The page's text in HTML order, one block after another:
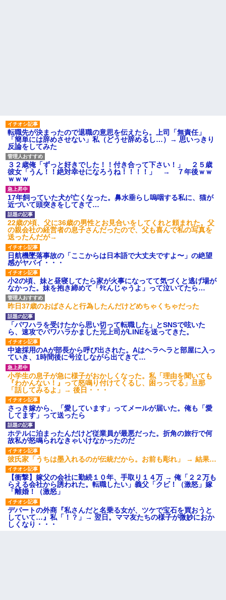
転職先が決まったので退職の意思を伝えたら。上司「無責任」
「簡単には辞めさせない」私（どうせ辞めるし…）→ 思いっきり
反論をしてみた
３２歳俺「ずっと好きでした！！付き合って下さい！」 ２５歳
彼女「うん！！絶対幸せになろうね！！！！」 → ７年後ｗｗ
ｗｗｗ
17年飼っていた犬が亡くなった。鼻水垂らし嗚咽する私に、猫が
近づいて頭突きをしてきて…
22歳の頃、父に36歳の男性とお見合いをしてくれと頼まれた。父
の親会社の経営者の息子さんだったので、父も喜んで私の写真を
送ったんだが→
日航機墜落事故の「ここからは日本語で大丈夫ですよ〜」の絶望
感がヤバイ・・・
小2の頃、妹と昼寝してたら家が火事になってて気づくと逃げ場が
なかった。妹を抱き締めて「ﾀﾋんじゃうよ」って泣いてたら…
昨日37歳のおばさんと行為したんだけどめちゃくちゃだった
「パワハラを受けたから思い切って転職した」とSNSで呟いた
ら、速攻でパワハラかました元上司がLINEを送ってきた。
中途採用のAが部長から呼び出された。Aはヘラヘラと部屋に入っ
ていき、1時間後に号泣しながら出てきて…
小学生の息子が急に様子がおかしくなった。私「理由を聞いても
『わかんない！』って怒鳴り付けてくるし、困っってる」旦那
「話してみるよ」→ 後日・・・
さっき嫁から、「愛しています」ってメールが届いた。俺も「愛
してます」って送ったら
ホテルに泊まったんだけど従業員が最悪だった。折角の旅行で何
故私が怒鳴られなきゃいけなかったのだ
彼氏家「うちは墨入れるのが伝統だから。お前も彫れ」 → 結果…
【衝撃】嫁父の会社に勤続１０年、手取り１４万 → 俺「２２万も
らえる会社から誘われた。転職したい」義父「クビ！（激怒」嫁
「離婚！（激怒」
デパートの外商『私さんだと名乗る女が、ツケで宝石を買おうと
していて…』私「！？」→ 翌日。ママ友たちの様子が微妙におか
しくなり・・・